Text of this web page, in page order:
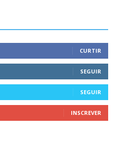
CURTIR
SEGUIR
SEGUIR
INSCREVER